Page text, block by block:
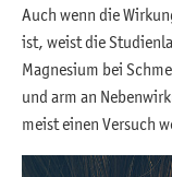
Auch wenn die
ist, weist die
Magnesium bei
und arm an
meist einen Versuch